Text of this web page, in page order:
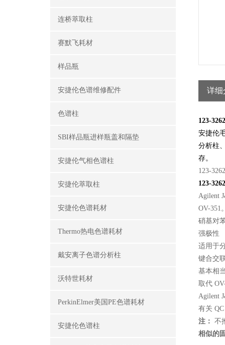
连桥萃取柱
赛默飞耗材
样品瓶
安捷伦色谱维修配件
色谱柱
SBI样品瓶进样瓶盖和隔垫
安捷伦气相色谱柱
安捷伦萃取柱
安捷伦色谱耗材
Thermo热电色谱耗材
戴安离子色谱分析柱
沃特世耗材
PerkinElmer美国PE色谱耗材
安捷伦色谱柱
详细
123-
安捷伦
分析柱
存。
123-3262
123-
Agilent
OV-351
硝基对
强极性
适用于
键合交
基本相
取代
Agilent
有关
注： 不
相似的